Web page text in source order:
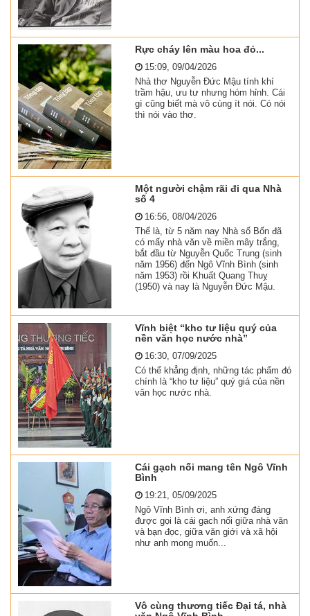
Rực cháy lên màu hoa đỏ...
15:09, 09/04/2026
Nhà thơ Nguyễn Đức Mậu tính khí
trầm hậu, ưu tư nhưng hóm hỉnh. Cái
gì cũng biết mà vô cùng ít nói. Có nói
thì nói vào thơ.
Một người chậm rãi đi qua Nhà
số 4
16:56, 08/04/2026
Thế là, từ 5 năm nay Nhà số Bốn đã
có mấy nhà văn về miền mây trắng,
bắt đầu từ Nguyễn Quốc Trung (sinh
năm 1956) đến Ngô Vĩnh Bình (sinh
năm 1953) rồi Khuất Quang Thuỵ
(1950) và nay là Nguyễn Đức Mậu.
Vĩnh biệt “kho tư liệu quý của
nền văn học nước nhà”
16:30, 07/09/2025
Có thể khẳng định, những tác phẩm đó
chính là “kho tư liệu” quý giá của nền
văn học nước nhà.
Cái gạch nối mang tên Ngô Vĩnh
Bình
19:21, 05/09/2025
Ngô Vĩnh Bình ơi, anh xứng đáng
được gọi là cái gạch nối giữa nhà văn
và bạn đọc, giữa văn giới và xã hội
như anh mong muốn...
Vô cùng thương tiếc Đại tá, nhà